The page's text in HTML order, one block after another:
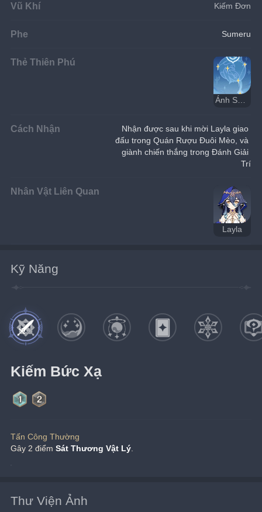
Vũ Khí Kiếm Đơn
Phe Sumeru
Thẻ Thiên Phú
Ánh Sáng Xá Tội
Cách Nhận
Nhận được sau khi mời Layla giao
đấu trong Quán Rượu Đuôi Mèo, và
giành chiến thắng trong Đánh Giải
Trí
Nhân Vật Liên Quan
Layla
Kỹ Năng
Kiếm Bức Xạ
Tấn Công Thường
Gây 2 điểm Sát Thương Vật Lý
Thư Viện Ảnh